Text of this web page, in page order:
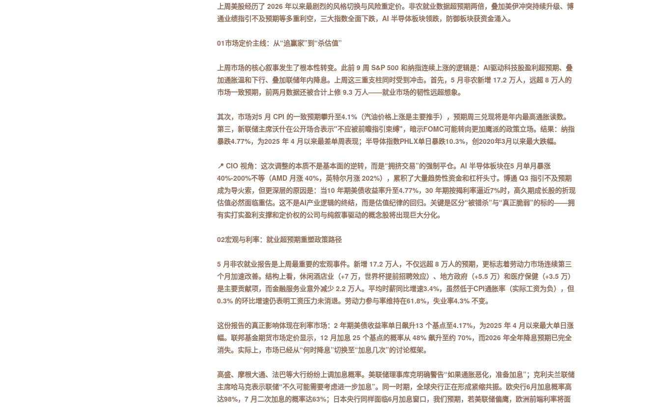
上周美股经历了 2026 年以来最剧烈的风格切换与风险重定价。非农就业数据超预期两倍，叠加美伊冲突持续升级、博
通业绩指引不及预期等多重利空，三大指数全面下跌，AI 半导体板块领跌，防御板块获资金涌入。
01市场定价主线：从“追赢家”到“杀估值”
上周市场的核心叙事发生了根本性转变。此前 9 周 S&P 500 和纳指连续上涨的逻辑是：AI驱动科技股盈利超预期、叠
加通胀温和下行、叠加联储年内降息。上周这三重支柱同时受到冲击。首先，5 月非农新增 17.2 万人，远超 8 万人的
市场一致预期，前两月数据还被合计上修 9.3 万人——就业市场的韧性远超想象。
其次，市场对5 月 CPI 的一致预期攀升至4.1%（汽油价格上涨是主要推手），预期周三兑现将是年内最高通胀读数。
第三，新联储主席沃什在公开场合表示"不应被前瞻指引束缚"，暗示FOMC可能转向更加鹰派的政策立场。结果：纳指
暴跌4.77%，为2025 年 4 月以来最差单周表现；半导体指数PHLX单日暴跌10.3%，创2020年3月以来最大跌幅。
📍 CIO 视角：这次调整的本质不是基本面的逆转，而是“拥挤交易”的强制平仓。AI 半导体板块在5 月单月暴涨
40%-200%不等（AMD 月涨 40%，英特尔月涨 202%），累积了大量趋势性资金和杠杆头寸。博通 Q3 指引不及预期
成为导火索，但更深层的原因是：当10 年期美债收益率升至4.77%，30 年期按揭利率逼近7%时，高久期成长股的折现
估值必然面临重估。这不是AI产业逻辑的终结，而是估值纪律的回归。关键是区分“被错杀”与“真正脆弱”的标的——拥
有实打实盈利支撑和定价权的公司与纯叙事驱动的概念股将出现巨大分化。
02宏观与利率：就业超预期重塑政策路径
5 月非农就业报告是上周最重要的宏观事件。新增 17.2 万人，不仅远超 8 万人的预期，更标志着劳动力市场连续第三
个月加速改善。结构上看，休闲酒店业（+7 万，世界杯提前招聘效应）、地方政府（+5.5 万）和医疗保健（+3.5 万）
是主要贡献项，而金融服务业意外减少 2.2 万人。平均时薪同比增速3.4%，虽然低于CPI通胀率（实际工资为负），但
0.3% 的环比增速仍表明工资压力未消退。劳动力参与率维持在61.8%，失业率4.3% 不变。
这份报告的真正影响体现在利率市场：2 年期美债收益率单日飙升13 个基点至4.17%，为2025 年 4 月以来最大单日涨
幅。联邦基金期货市场定价显示，12 月加息 25 个基点的概率从 48% 飙升至约 70%，而2026 年全年降息预期已完全
消失。实际上，市场已经从“何时降息”切换至“加息几次”的讨论框架。
高盛、摩根大通、法巴等大行纷纷上调加息概率。美联储理事库克明确警告“如果通胀恶化，准备加息”；克利夫兰联储
主席哈马克表示联储“不久可能需要考虑进一步加息”。同一时期，全球央行正在形成紧缩共振。欧央行6月加息概率高
达98%，7 月二次加息的概率达63%；日本央行同样面临6月加息窗口，我们预期，若美联储偏鹰，欧洲前端利率将面